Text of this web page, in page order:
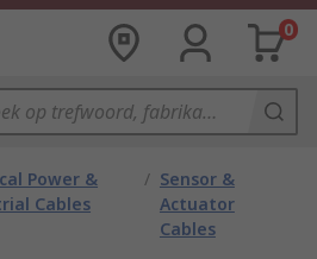
0
Power &
Cables
/ Sensor &
Actuator
Cables